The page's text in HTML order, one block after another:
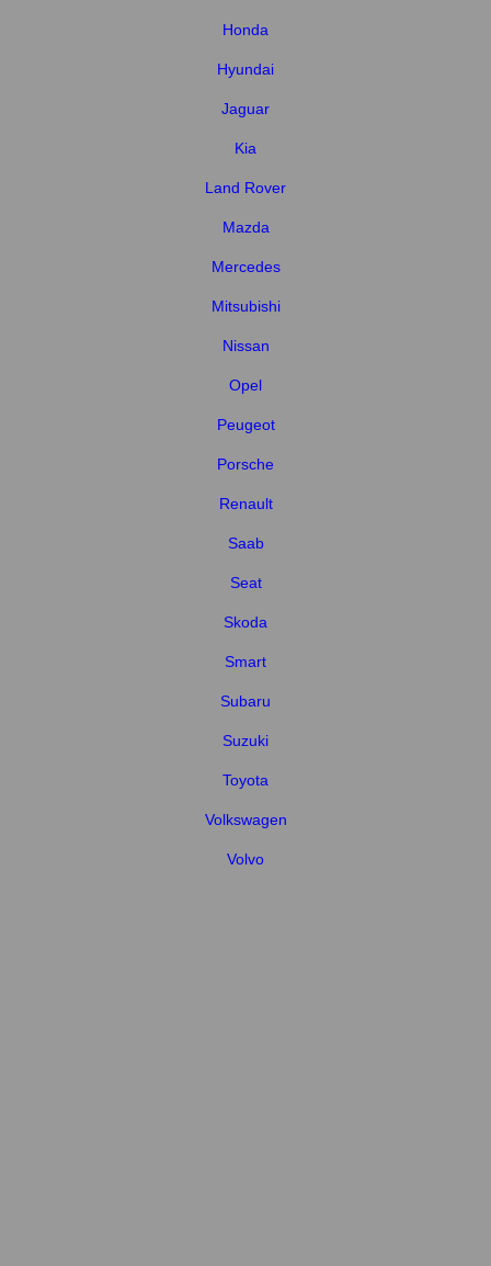
Honda
Hyundai
Jaguar
Kia
Land Rover
Mazda
Mercedes
Mitsubishi
Nissan
Opel
Peugeot
Porsche
Renault
Saab
Seat
Skoda
Smart
Subaru
Suzuki
Toyota
Volkswagen
Volvo